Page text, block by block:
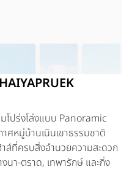
โปร่งโล่งแบบ Panoramic
ศหมู่บ้านเนินเขาธรรมชาติ
ส์ที่ครบสิ่งอำนวยความสะดวก
นา-ตราด, เทพารักษ์ และกิ่ง